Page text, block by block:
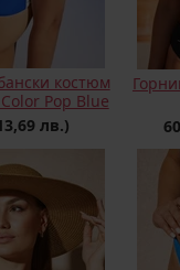
костюм
Pop Blue
лв.)